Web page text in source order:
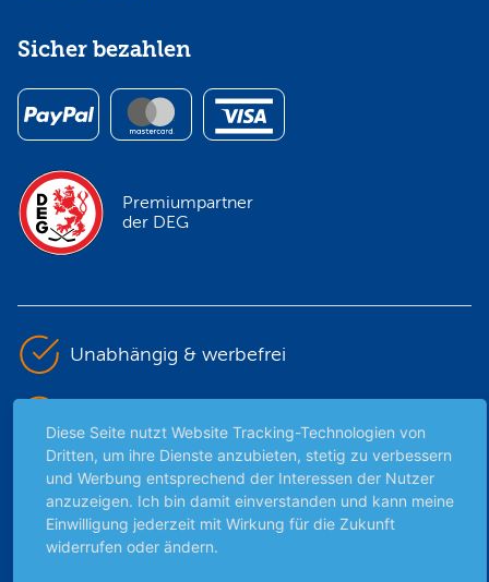
Sicher bezahlen
Premiumpartner
der DEG
Unabhängig & werbefrei
Schutz persönlicher Daten
Sicher mit SSL-Verschlüsselung
Diese Seite nutzt Website Tracking-Technologien von
Dritten, um ihre Dienste anzubieten, stetig zu verbessern
und Werbung entsprechend der Interessen der Nutzer
anzuzeigen. Ich bin damit einverstanden und kann meine
Einwilligung jederzeit mit Wirkung für die Zukunft
widerrufen oder ändern.